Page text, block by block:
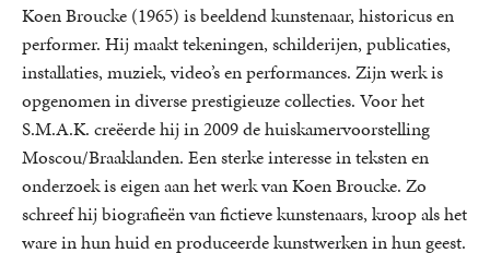
Koen Broucke (1965) is beeldend kunstenaar, historicus en
performer. Hij maakt tekeningen, schilderijen, publicaties,
installaties, muziek, video’s en performances. Zijn werk is
opgenomen in diverse prestigieuze collecties. Voor het
S.M.A.K. creëerde hij in 2009 de huiskamervoorstelling
Moscou/Braaklanden. Een sterke interesse in teksten en
onderzoek is eigen aan het werk van Koen Broucke. Zo
schreef hij biografieën van fictieve kunstenaars, kroop als het
ware in hun huid en produceerde kunstwerken in hun geest.